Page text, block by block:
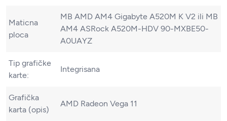
Maticna
ploca
MB AMD AM4 Gigabyte A520M K V2 ili MB
AM4 ASRock A520M-HDV 90-MXBE50-
A0UAYZ
Tip grafičke
karte:
Integrisana
Grafička
karta (opis)
AMD Radeon Vega 11